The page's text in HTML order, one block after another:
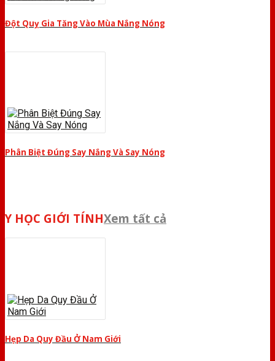
Đột Quỵ Gia Tăng Vào Mùa Nắng Nóng
Phân Biệt Đúng Say Nắng Và Say Nóng
Y HỌC GIỚI TÍNHXem tất cả
Hẹp Da Quy Đầu Ở Nam Giới